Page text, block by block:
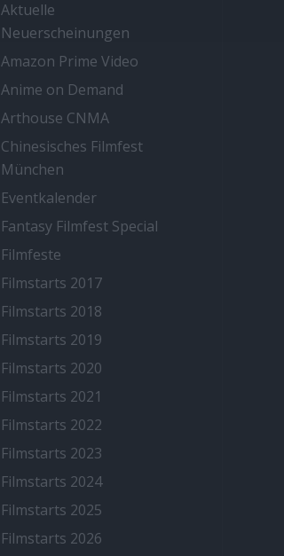
Aktuelle
Neuerscheinungen
Amazon Prime Video
Anime on Demand
Arthouse CNMA
Chinesisches Filmfest
München
Eventkalender
Fantasy Filmfest Special
Filmfeste
Filmstarts 2017
Filmstarts 2018
Filmstarts 2019
Filmstarts 2020
Filmstarts 2021
Filmstarts 2022
Filmstarts 2023
Filmstarts 2024
Filmstarts 2025
Filmstarts 2026